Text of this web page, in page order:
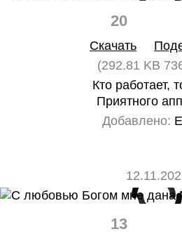
20
Скачать
(292.81 KB
Кто работает,
Приятного
Добавлено:
13